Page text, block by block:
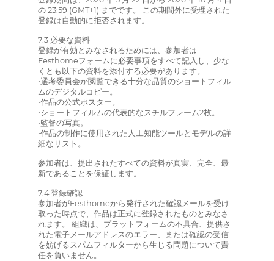
の 23:59 (GMT+1) までです。 この期間外に受理された
登録は自動的に拒否されます。
7.3 必要な資料
登録が有効とみなされるためには、参加者は
Festhomeフォームに必要事項をすべて記入し、少な
くとも以下の資料を添付する必要があります。
•選考委員会が閲覧できる十分な品質のショートフィル
ムのデジタルコピー。
•作品の公式ポスター。
•ショートフィルムの代表的なスチルフレーム2枚。
•監督の写真。
•作品の制作に使用された人工知能ツールとモデルの詳
細なリスト。
参加者は、提出されたすべての資料が真実、完全、最
新であることを保証します。
7.4 登録確認
参加者がFesthomeから発行された確認メールを受け
取った時点で、作品は正式に登録されたものとみなさ
れます。 組織は、プラットフォームの不具合、提供さ
れた電子メールアドレスのエラー、または確認の受信
を妨げるスパムフィルターから生じる問題について責
任を負いません。